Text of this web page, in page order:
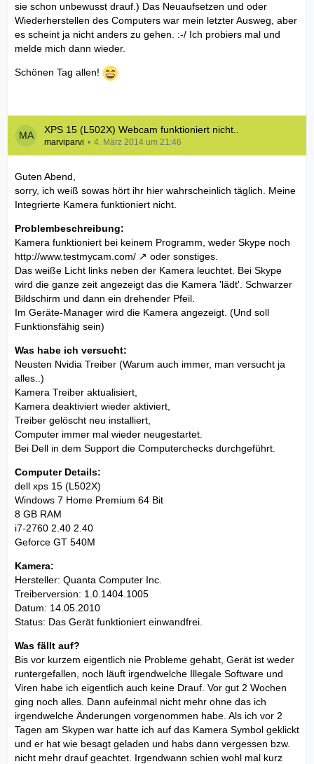
sie schon unbewusst drauf.) Das Neuaufsetzen und oder
Wiederherstellen des Computers war mein letzter Ausweg, aber
es scheint ja nicht anders zu gehen. :-/ Ich probiers mal und
melde mich dann wieder.
Schönen Tag allen!
XPS 15 (L502X) Webcam funktioniert nicht..
marviparvi 4. März 2014 um 21:46
Guten Abend,
sorry, ich weiß sowas hört ihr hier wahrscheinlich täglich. Meine
Integrierte Kamera funktioniert nicht.
Problembeschreibung:
Kamera funktioniert bei keinem Programm, weder Skype noch
http://www.testmycam.com/
oder sonstiges.
Das weiße Licht links neben der Kamera leuchtet. Bei Skype
wird die ganze zeit angezeigt das die Kamera 'lädt'. Schwarzer
Bildschirm und dann ein drehender Pfeil.
Im Geräte-Manager wird die Kamera angezeigt. (Und soll
Funktionsfähig sein)
Was habe ich versucht:
Neusten Nvidia Treiber (Warum auch immer, man versucht ja
alles..)
Kamera Treiber aktualisiert,
Kamera deaktiviert wieder aktiviert,
Treiber gelöscht neu installiert,
Computer immer mal wieder neugestartet.
Bei Dell in dem Support die Computerchecks durchgeführt.
Computer Details:
dell xps 15 (L502X)
Windows 7 Home Premium 64 Bit
8 GB RAM
i7-2760 2.40 2.40
Geforce GT 540M
Kamera:
Hersteller: Quanta Computer Inc.
Treiberversion: 1.0.1404.1005
Datum: 14.05.2010
Status: Das Gerät funktioniert einwandfrei.
Was fällt auf?
Bis vor kurzem eigentlich nie Probleme gehabt, Gerät ist weder
runtergefallen, noch läuft irgendwelche Illegale Software und
Viren habe ich eigentlich auch keine Drauf. Vor gut 2 Wochen
ging noch alles. Dann aufeinmal nicht mehr ohne das ich
irgendwelche Änderungen vorgenommen habe. Als ich vor 2
Tagen am Skypen war hatte ich auf das Kamera Symbol geklickt
und er hat wie besagt geladen und habs dann vergessen bzw.
nicht mehr drauf geachtet. Irgendwann schien wohl mal kurz